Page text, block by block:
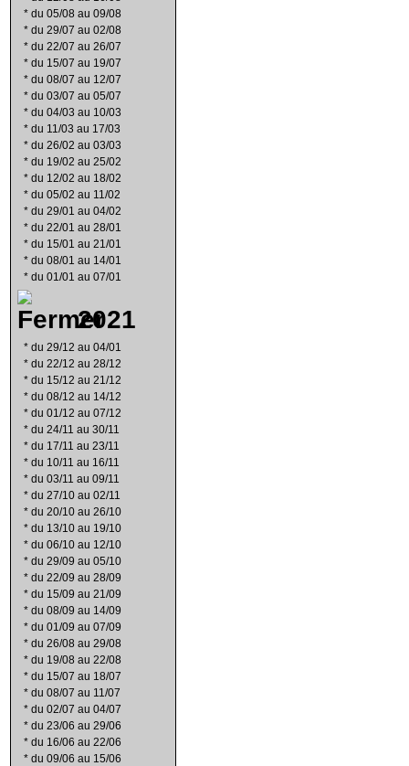
* du 05/08 au 09/08
* du 29/07 au 02/08
* du 22/07 au 26/07
* du 15/07 au 19/07
* du 08/07 au 12/07
* du 03/07 au 05/07
* du 04/03 au 10/03
* du 11/03 au 17/03
* du 26/02 au 03/03
* du 19/02 au 25/02
* du 12/02 au 18/02
* du 05/02 au 11/02
* du 29/01 au 04/02
* du 22/01 au 28/01
* du 15/01 au 21/01
* du 08/01 au 14/01
* du 01/01 au 07/01
2021
* du 29/12 au 04/01
* du 22/12 au 28/12
* du 15/12 au 21/12
* du 08/12 au 14/12
* du 01/12 au 07/12
* du 24/11 au 30/11
* du 17/11 au 23/11
* du 10/11 au 16/11
* du 03/11 au 09/11
* du 27/10 au 02/11
* du 20/10 au 26/10
* du 13/10 au 19/10
* du 06/10 au 12/10
* du 29/09 au 05/10
* du 22/09 au 28/09
* du 15/09 au 21/09
* du 08/09 au 14/09
* du 01/09 au 07/09
* du 26/08 au 29/08
* du 19/08 au 22/08
* du 15/07 au 18/07
* du 08/07 au 11/07
* du 02/07 au 04/07
* du 23/06 au 29/06
* du 16/06 au 22/06
* du 09/06 au 15/06